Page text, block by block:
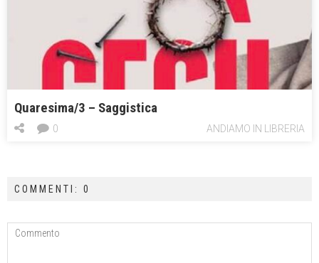
Quaresima/3 – Saggistica
ANDIAMO IN LIBRERIA
0
COMMENTI: 0